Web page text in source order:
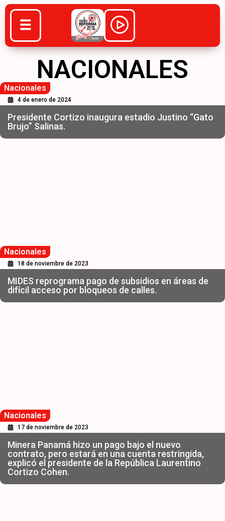
NACIONALES
Nacionales
4 de enero de 2024
Presidente Cortizo inaugura estadio Justino “Gato
Brujo” Salinas.
Nacionales
18 de noviembre de 2023
MIDES reprograma pago de subsidios en áreas de
difícil acceso por bloqueos de calles.
Nacionales
17 de noviembre de 2023
Minera Panamá hizo un pago bajo el nuevo
contrato, pero estará en una cuenta restringida,
explicó el presidente de la República Laurentino
Cortizo Cohen.